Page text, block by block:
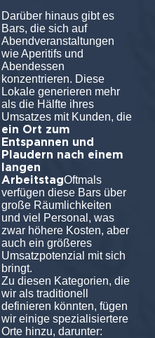
Darüber hinaus gibt es
Bars, die sich auf
Abendveranstaltungen
wie Aperitifs und
Abendessen
konzentrieren. Diese
Lokale generieren mehr
als die Hälfte ihres
Umsatzes mit Kunden, die
ein Ort zum
Entspannen und
Plaudern nach einem
langen
ArbeitstagOftmals
verfügen diese Bars über
große Räumlichkeiten
und viel Personal, was
zwar höhere Kosten, aber
auch ein größeres
Umsatzpotenzial mit sich
bringt.
Zu diesen Kategorien, die
wir als traditionell
definieren könnten, fügen
wir einige spezialisiertere
Orte hinzu, darunter: